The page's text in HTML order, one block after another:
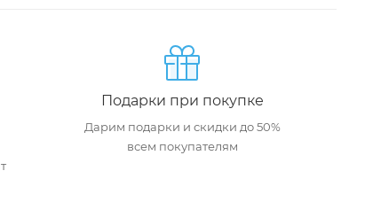
Подарки при покупке
Дарим подарки и скидки до 50%
всем покупателям